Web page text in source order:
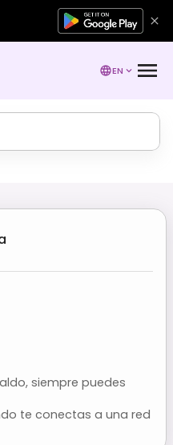
EN
siempre puedes
te conectas a una red